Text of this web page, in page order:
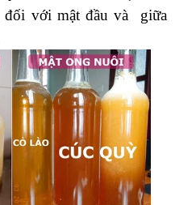
đối với mật đầu và giữa